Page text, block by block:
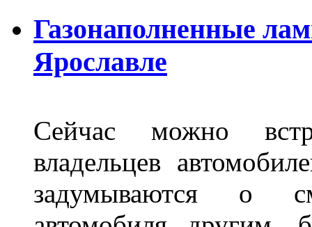
Газонаполненные
Ярославле
Сейчас можно
владельцев
задумываются о